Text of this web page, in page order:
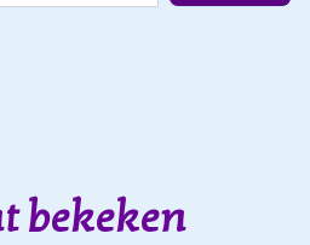
bekeken